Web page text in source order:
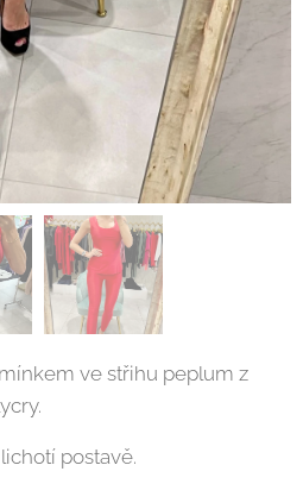
ve střihu peplum z
postavě.